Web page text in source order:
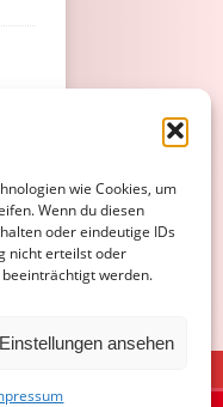
wie Cookies, um
Wenn du diesen
oder eindeutige IDs
nicht erteilst oder
werden.
Einstellungen ansehen